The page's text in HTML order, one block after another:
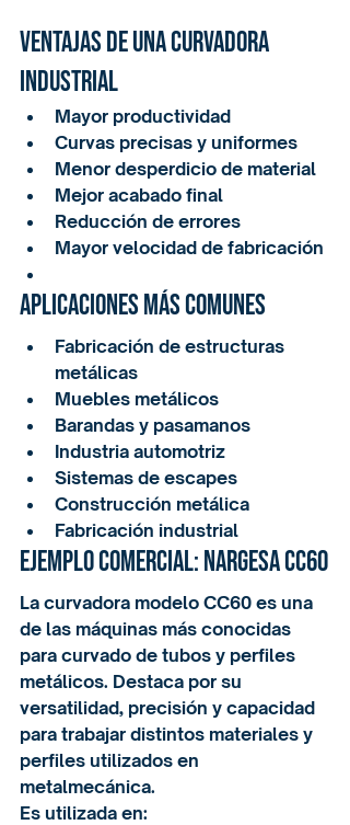
Ventajas de una curvadora
industrial
Mayor productividad
Curvas precisas y uniformes
Menor desperdicio de material
Mejor acabado final
Reducción de errores
Mayor velocidad de fabricación
Aplicaciones más comunes
Fabricación de estructuras
metálicas
Muebles metálicos
Barandas y pasamanos
Industria automotriz
Sistemas de escapes
Construcción metálica
Fabricación industrial
Ejemplo comercial: Nargesa CC60
La curvadora modelo CC60 es una
de las máquinas más conocidas
para curvado de tubos y perfiles
metálicos. Destaca por su
versatilidad, precisión y capacidad
para trabajar distintos materiales y
perfiles utilizados en
metalmecánica.
Es utilizada en: